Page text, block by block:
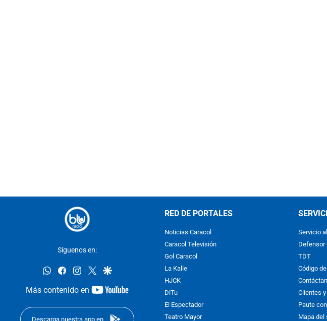
Síguenos en:
whatsappfacebookinstagram
twittergoogle
Más contenido en
youtube-
Descarga nuestra app en
RED DE PORTALES
Noticias Caracol
Caracol Televisión
Gol Caracol
La Kalle
HJCK
DiTu
El Espectador
Teatro Mayor
Servicio
Defensor
TDT
Código
Clientes
Paute
Mapa del